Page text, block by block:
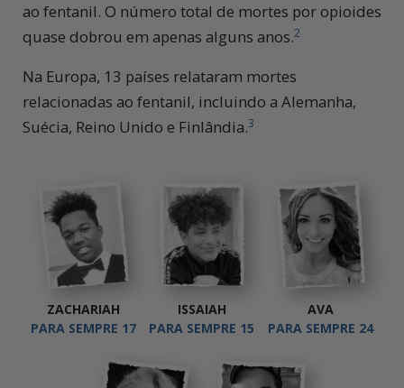
ao fentanil. O número total de mortes por opioides
quase dobrou em apenas alguns anos.2
Na Europa, 13 países relataram mortes
relacionadas ao fentanil, incluindo a Alemanha,
Suécia, Reino Unido e Finlândia.3
ZACHARIAH
PARA SEMPRE 17
ISSAIAH
PARA SEMPRE 15
AVA
PARA SEMPRE 24